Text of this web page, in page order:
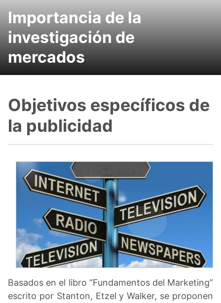
Importancia de la
investigación de
mercados
Objetivos específicos de
la publicidad
Basados en el libro “Fundamentos del Marketing”
escrito por Stanton, Etzel y Walker, se proponen